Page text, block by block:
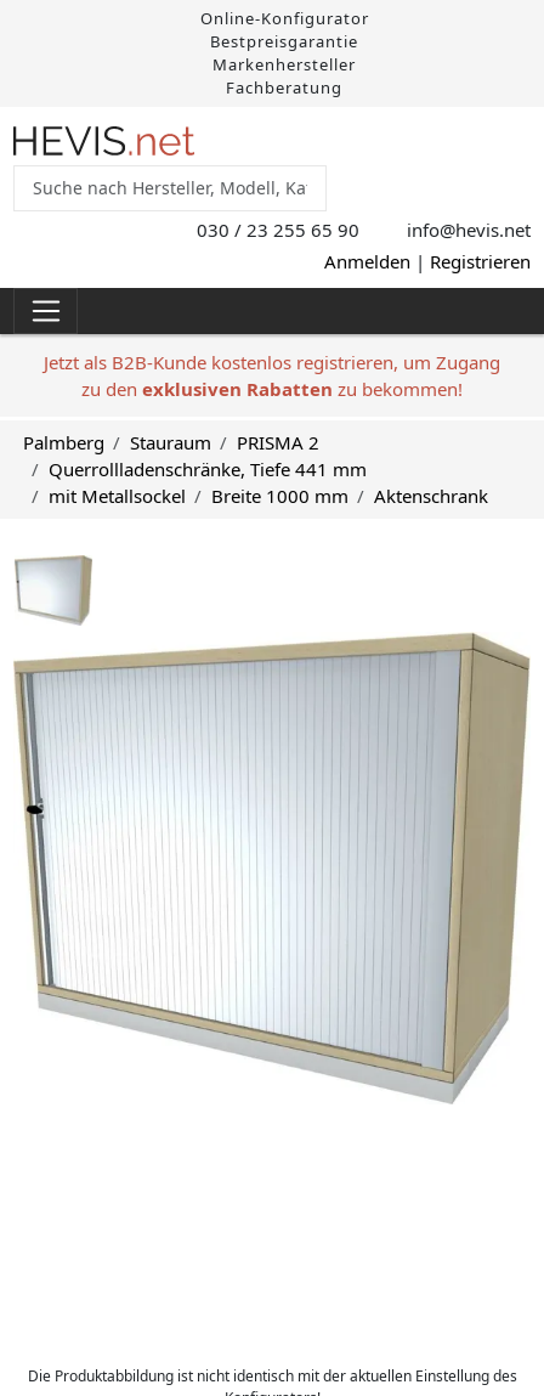
Online-Konfigurator
Bestpreisgarantie
Markenhersteller
Fachberatung
030 / 23 255 65 90 info@hevis.net
Anmelden | Registrieren
Jetzt als B2B-Kunde kostenlos registrieren, um Zugang
zu den exklusiven Rabatten zu bekommen!
Palmberg Stauraum
PRISMA 2
Querrollladenschränke, Tiefe 441 mm
mit Metallsockel
Breite 1000 mm Aktenschrank
Die Produktabbildung ist nicht identisch mit der aktuellen Einstellung des